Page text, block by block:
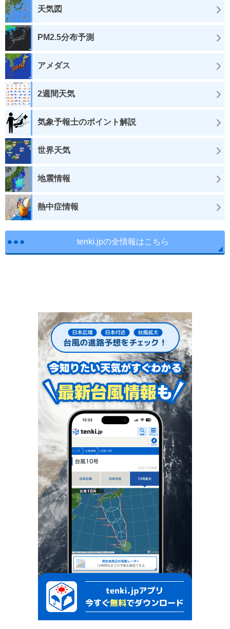
天気図
PM2.5分布予測
アメダス
2週間天気
気象予報士のポイント解説
世界天気
地震情報
熱中症情報
tenki.jpの全情報はこちら